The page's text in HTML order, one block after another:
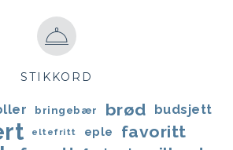
STIKKORD
bringebær brød budsjett
eltefritt eple favoritt